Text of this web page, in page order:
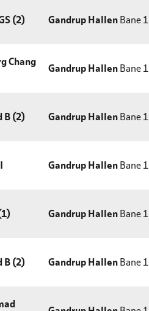
(2) Gandrup Hallen Bane 1
Chang
Gandrup Hallen Bane 1
B (2) Gandrup Hallen Bane 1
Gandrup Hallen Bane 1
Gandrup Hallen Bane 1
B (2) Gandrup Hallen Bane 1